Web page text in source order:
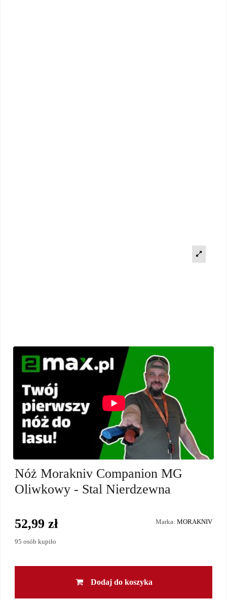
Nóż Morakniv Companion MG
Oliwkowy - Stal Nierdzewna
Marka: MORAKNIV
52,99 zł
95 osób kupiło
Dodaj do koszyka